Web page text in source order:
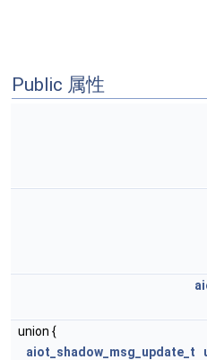
Public 属性
union {
aiot_shadow_msg_update_t